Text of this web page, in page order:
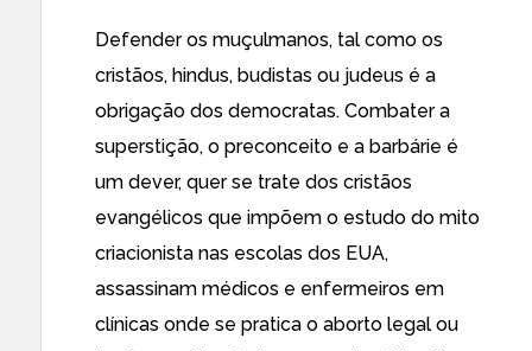
Defender os muçulmanos, tal como os
cristãos, hindus, budistas ou judeus é a
obrigação dos democratas. Combater a
superstição, o preconceito e a barbárie é
um dever, quer se trate dos cristãos
evangélicos que impõem o estudo do mito
criacionista nas escolas dos EUA,
assassinam médicos e enfermeiros em
clínicas onde se pratica o aborto legal ou